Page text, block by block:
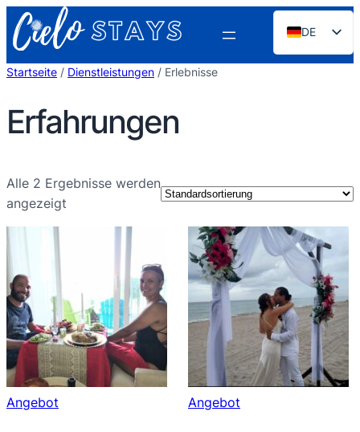
Zum
Inhalt
springen
DE
EN
RU
Startseite / Dienstleistungen / Erlebnisse
Erfahrungen
Alle 2 Ergebnisse werden
angezeigt
Angebot Angebot